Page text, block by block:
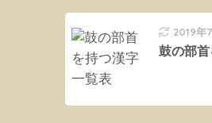
2019年
鼓の部